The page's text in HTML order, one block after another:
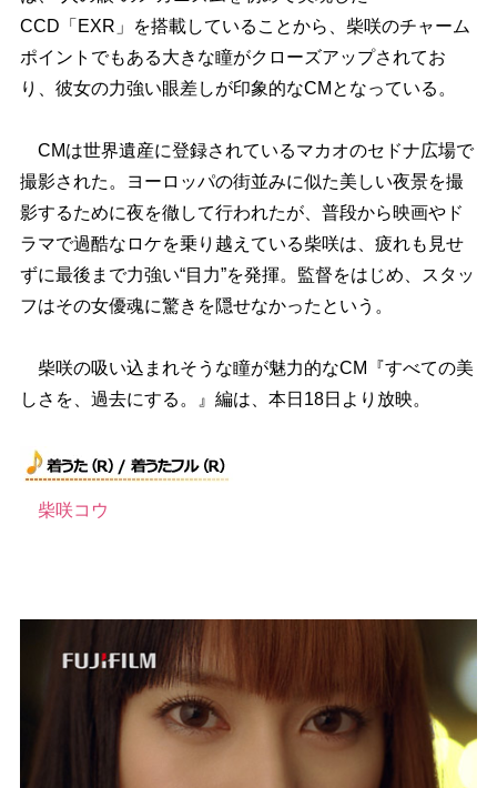
CCD「EXR」を搭載していることから、柴咲のチャーム
ポイントでもある大きな瞳がクローズアップされてお
り、彼女の力強い眼差しが印象的なCMとなっている。
CMは世界遺産に登録されているマカオのセドナ広場で
撮影された。ヨーロッパの街並みに似た美しい夜景を撮
影するために夜を徹して行われたが、普段から映画やド
ラマで過酷なロケを乗り越えている柴咲は、疲れも見せ
ずに最後まで力強い“目力”を発揮。監督をはじめ、スタッ
フはその女優魂に驚きを隠せなかったという。
柴咲の吸い込まれそうな瞳が魅力的なCM『すべての美
しさを、過去にする。』編は、本日18日より放映。
柴咲コウ